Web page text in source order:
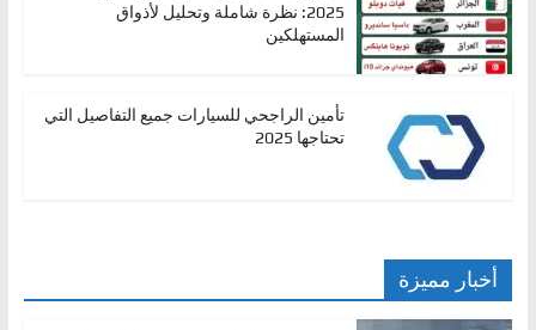
2025: نظرة شاملة وتحليل لأذواق
المستهلكين
تأمين الراجحي للسيارات جميع التفاصيل التي
تحتاجها 2025
أخبار مميزة